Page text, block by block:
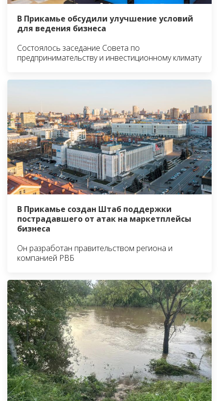
В Прикамье обсудили улучшение условий
для ведения бизнеса
Состоялось заседание Совета по
предпринимательству и инвестиционному климату
В Прикамье создан Штаб поддержки
пострадавшего от атак на маркетплейсы
бизнеса
Он разработан правительством региона и
компанией РВБ